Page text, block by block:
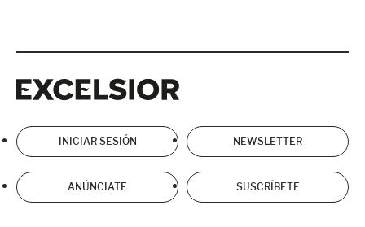
INICIAR SESIÓN NEWSLETTER
ANÚNCIATE SUSCRÍBETE